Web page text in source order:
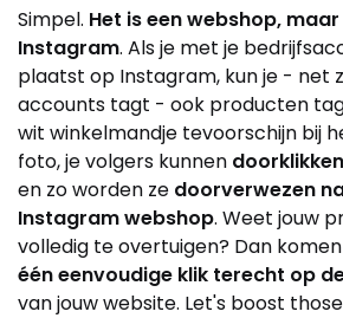
Simpel. Het is een webshop,
Instagram. Als je met je
plaatst op Instagram, kun je - net
accounts tagt - ook producten
wit winkelmandje tevoorschijn bij
foto, je volgers kunnen
en zo worden ze doorverwezen
Instagram webshop. Weet jouw
volledig te overtuigen? Dan
één eenvoudige klik terecht op
van jouw website. Let's boost